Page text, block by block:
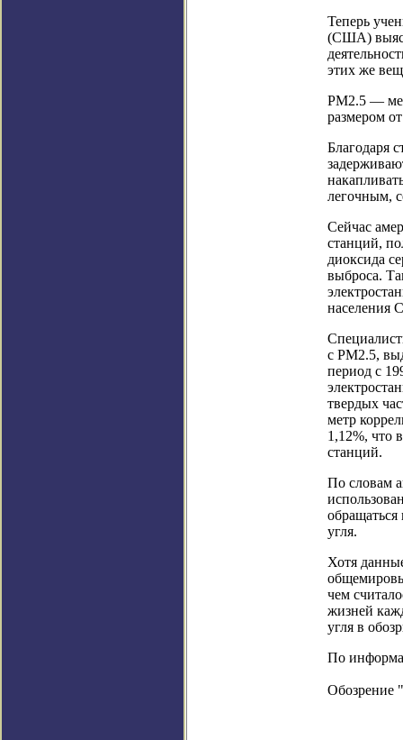
Теперь
(США)
этих же
PM2.5 —
размером
Благодаря
легочным,
Сейчас
станций,
диоксида
выброса.
населения
с PM2.5,
период с
твердых
метр
1,12%, что
станций.
По словам
угля.
Хотя
чем
жизней
угля в
По
Обозрение "